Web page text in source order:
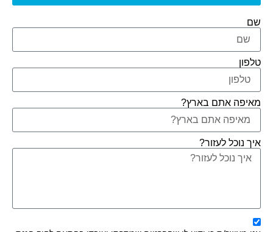
שם
טלפון
מאיפה אתם בארץ?
איך נוכל לעזור?